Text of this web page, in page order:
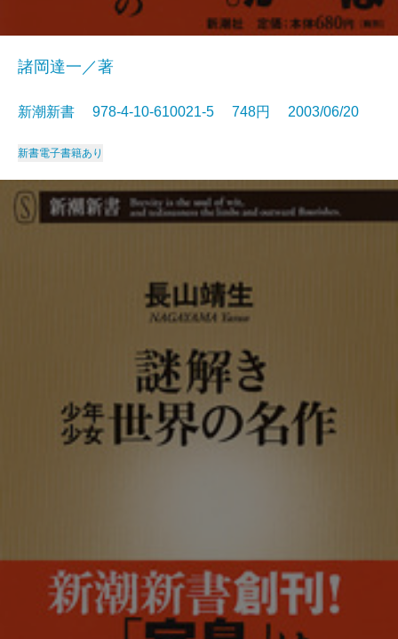
諸岡達一／著
新潮新書 978-4-10-610021-5 748円 2003/06/20
新書電子書籍あり